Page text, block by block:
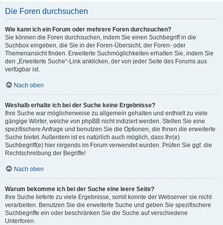
Die Foren durchsuchen
Wie kann ich ein Forum oder mehrere Foren durchsuchen?
Sie können die Foren durchsuchen, indem Sie einen Suchbegriff in die
Suchbox eingeben, die Sie in der Foren-Übersicht, der Foren- oder
Themenansicht finden. Erweiterte Suchmöglichkeiten erhalten Sie, indem Sie
den „Erweiterte Suche“-Link anklicken, der von jeder Seite des Forums aus
verfügbar ist.
Nach oben
Weshalb erhalte ich bei der Suche keine Ergebnisse?
Ihre Suche war möglicherweise zu allgemein gehalten und enthielt zu viele
gängige Wörter, welche von phpBB nicht indiziert werden. Stellen Sie eine
spezifischere Anfrage und benutzen Sie die Optionen, die Ihnen die erweiterte
Suche bietet. Außerdem ist es natürlich auch möglich, dass Ihr(e)
Suchbegriff(e) hier nirgends im Forum verwendet wurden. Prüfen Sie ggf. die
Rechtschreibung der Begriffe!
Nach oben
Warum bekomme ich bei der Suche eine leere Seite?
Ihre Suche lieferte zu viele Ergebnisse, somit konnte der Webserver sie nicht
verarbeiten. Benutzen Sie die erweiterte Suche und geben Sie spezifischere
Suchbegriffe ein oder beschränken Sie die Suche auf verschiedene
Unterforen.